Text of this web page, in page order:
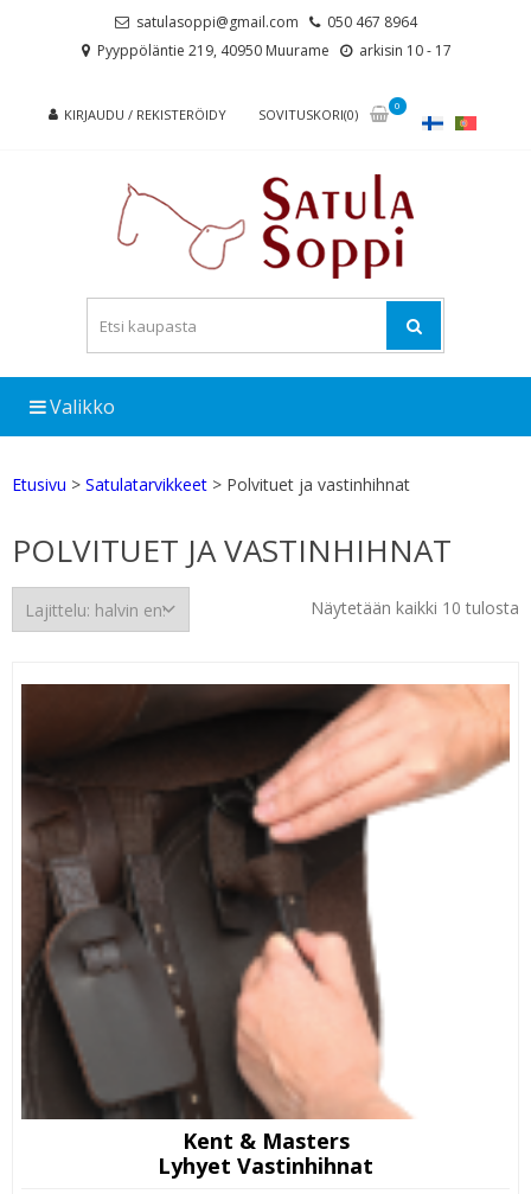
satulasoppi@gmail.com
050 467 8964
Pyyppöläntie 219, 40950 Muurame
arkisin 10 - 17
KIRJAUDU / REKISTERÖIDY SOVITUSKORI(0)
0
Valikko
Etusivu > Satulatarvikkeet > Polvituet ja vastinhihnat
POLVITUET JA VASTINHIHNAT
Näytetään kaikki 10 tulosta
Kent & Masters
Lyhyet Vastinhihnat